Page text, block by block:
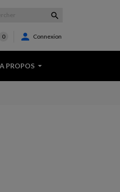

0  Connexion
A PROPOS